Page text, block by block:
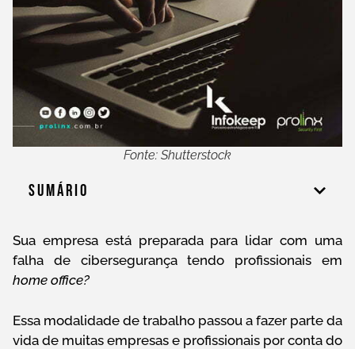
Fonte: Shutterstock
Sumário
Sua empresa está preparada para lidar com uma
falha de cibersegurança tendo profissionais em
home office?
Essa modalidade de trabalho passou a fazer parte da
vida de muitas empresas e profissionais por conta do